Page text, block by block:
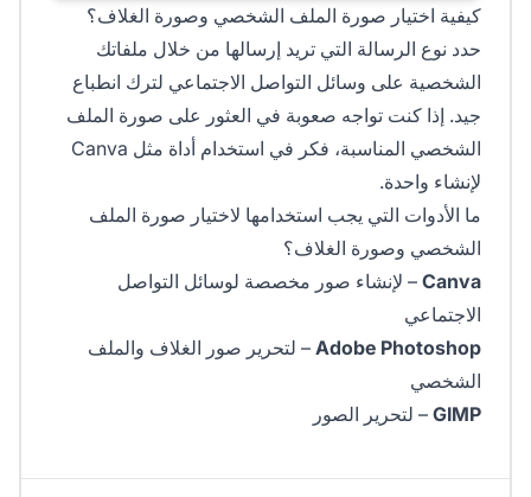
كيفية اختيار صورة الملف الشخصي وصورة الغلاف؟
حدد نوع الرسالة التي تريد إرسالها من خلال ملفاتك
الشخصية على وسائل التواصل الاجتماعي لترك انطباع
جيد. إذا كنت تواجه صعوبة في العثور على صورة الملف
الشخصي المناسبة، فكر في استخدام أداة مثل Canva
لإنشاء واحدة.
ما الأدوات التي يجب استخدامها لاختيار صورة الملف
الشخصي وصورة الغلاف؟
Canva – لإنشاء صور مخصصة لوسائل التواصل
الاجتماعي
Adobe Photoshop – لتحرير صور الغلاف والملف
الشخصي
GIMP – لتحرير الصور